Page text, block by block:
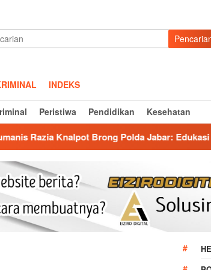
INDEKS
Peristiwa Pendidikan Kesehatan
Brong Polda Jabar: Edukasi Pengendara